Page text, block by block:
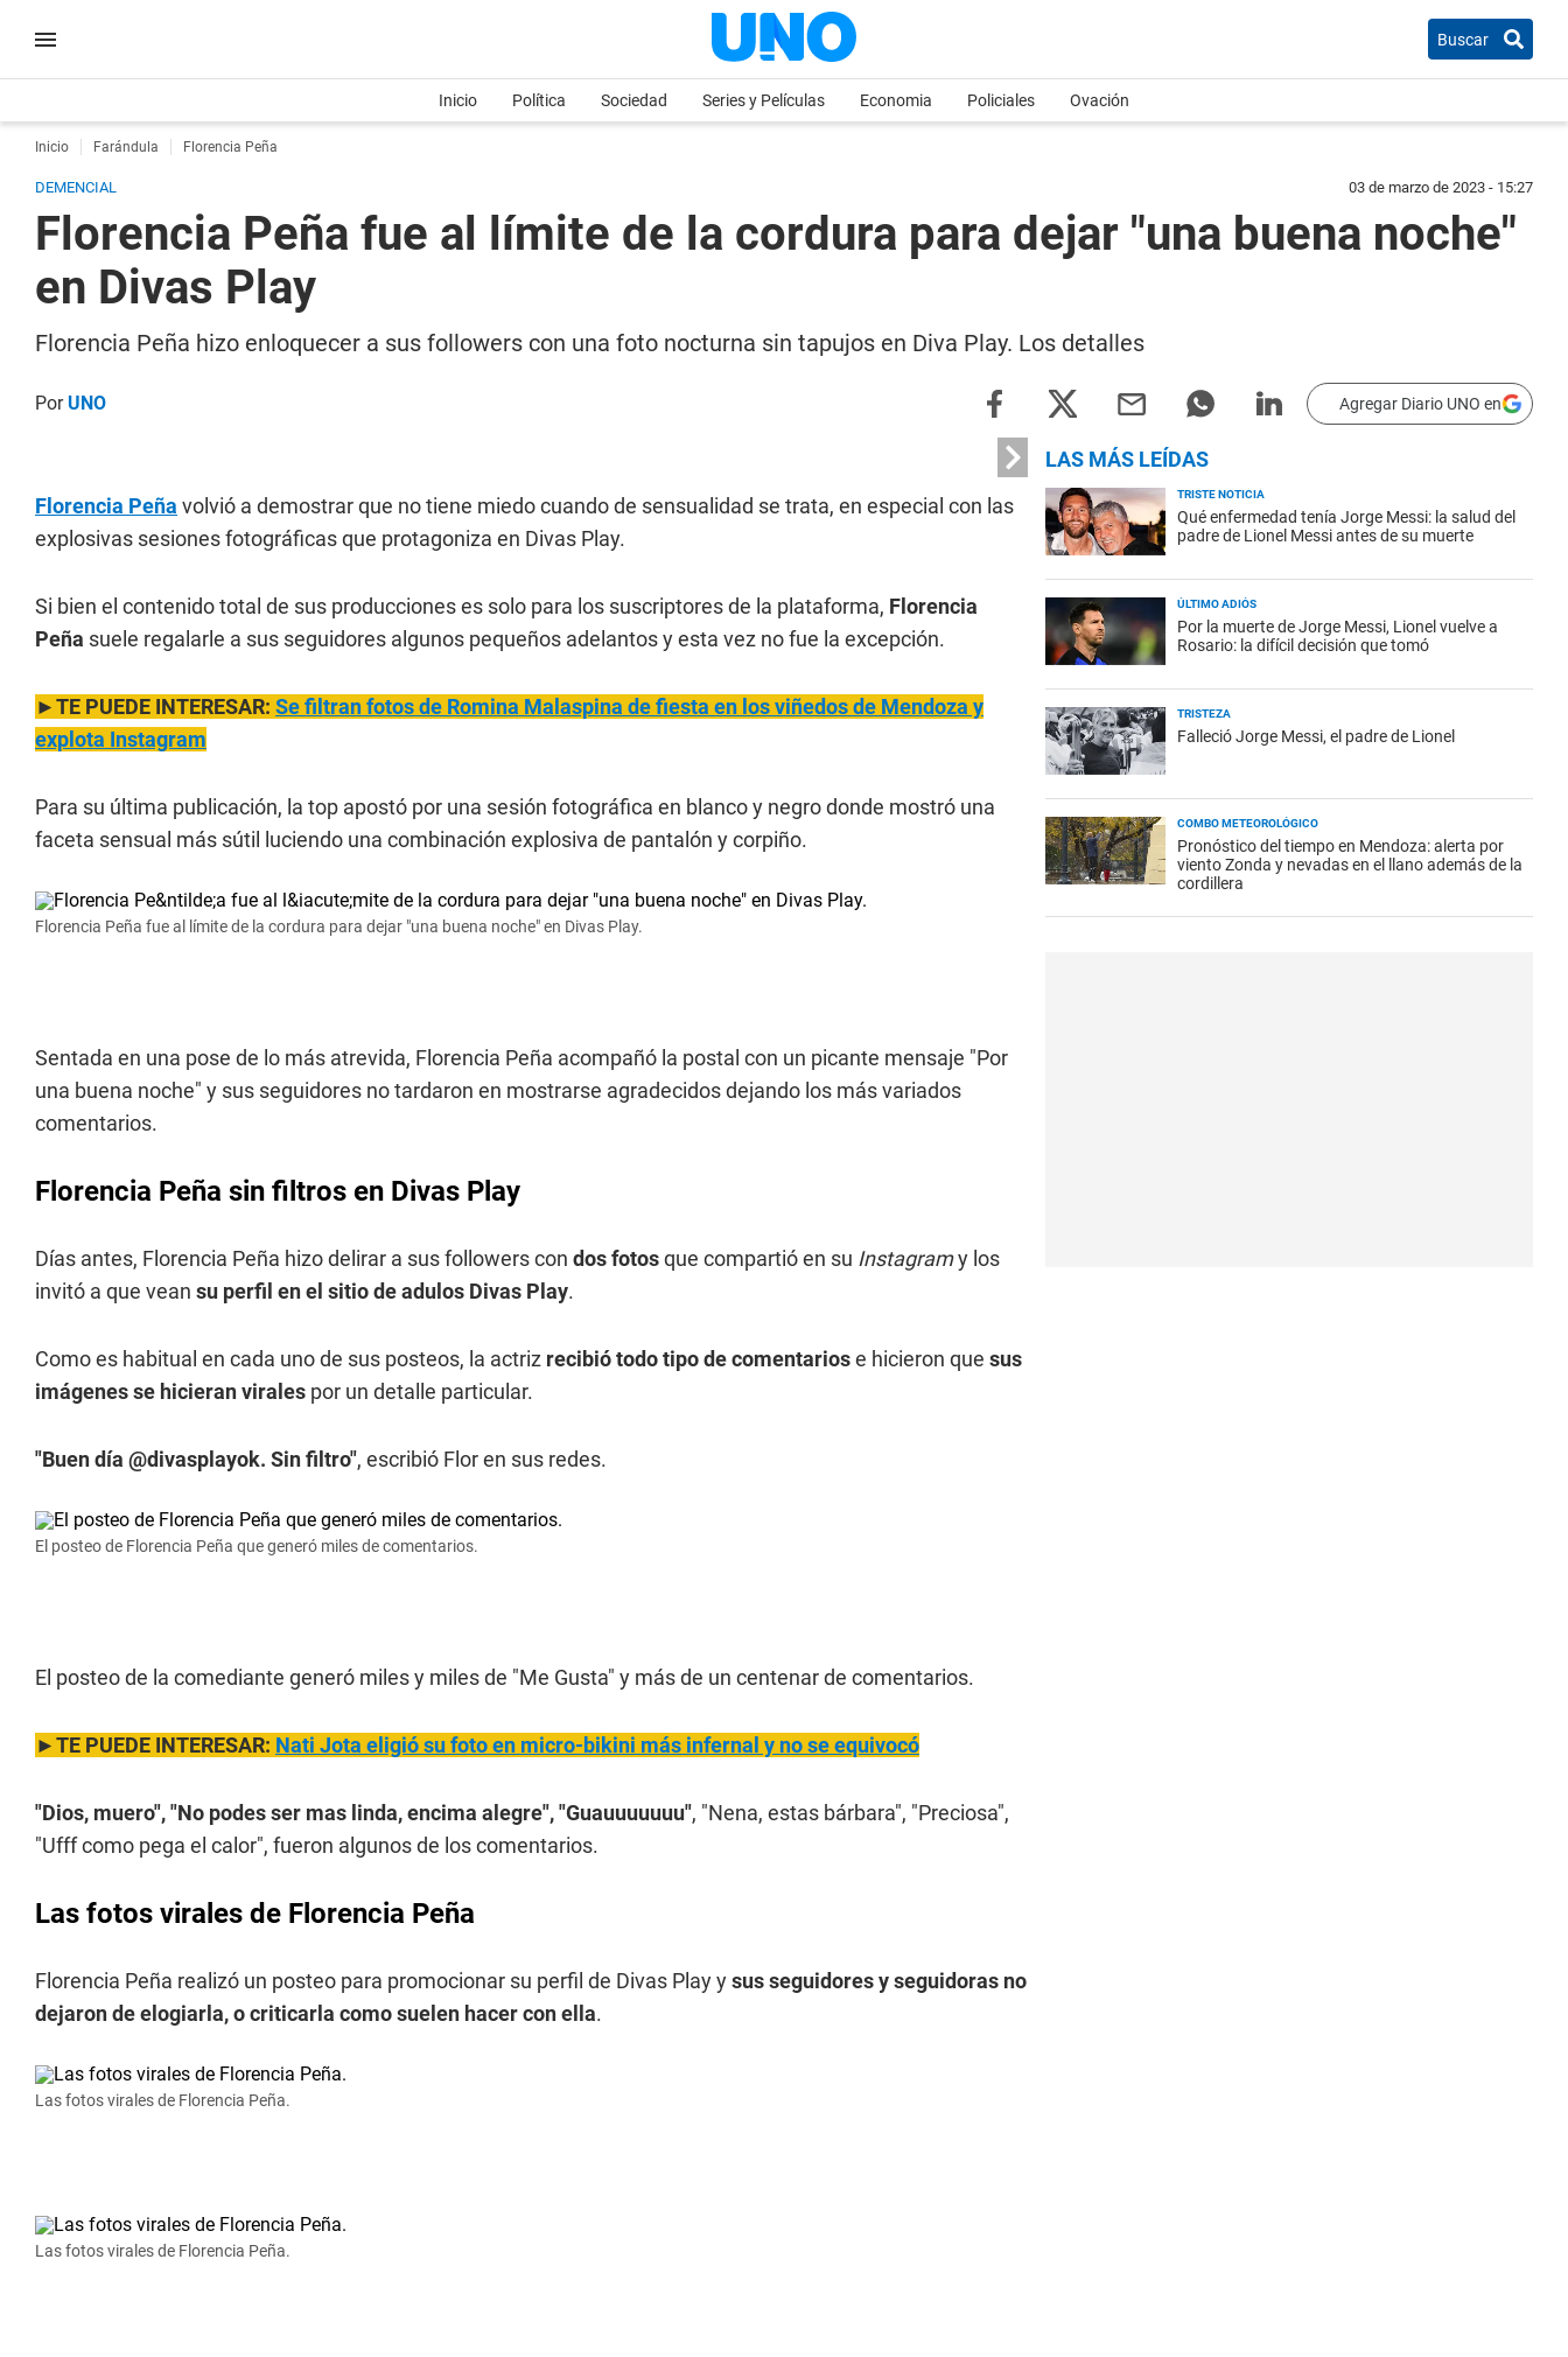
Buscar
Inicio Política Sociedad Series y Películas Economia Policiales Ovación
Inicio Farándula Florencia Peña
DEMENCIAL 03 de marzo de 2023 - 15:27
Florencia Peña fue al límite de la cordura para dejar "una buena noche"
en Divas Play
Florencia Peña hizo enloquecer a sus followers con una foto nocturna sin tapujos en Diva Play. Los detalles
PorUNO Agregar Diario UNO en
Florencia Peña volvió a demostrar que no tiene miedo cuando de sensualidad se trata, en especial con las
explosivas sesiones fotográficas que protagoniza en Divas Play.
Si bien el contenido total de sus producciones es solo para los suscriptores de la plataforma, Florencia
Peña suele regalarle a sus seguidores algunos pequeños adelantos y esta vez no fue la excepción.
►TE PUEDE INTERESAR: Se filtran fotos de Romina Malaspina de fiesta en los viñedos de Mendoza y
explota Instagram
Para su última publicación, la top apostó por una sesión fotográfica en blanco y negro donde mostró una
faceta sensual más sútil luciendo una combinación explosiva de pantalón y corpiño.
Florencia Peña fue al límite de la cordura para dejar "una buena noche" en Divas Play.
Sentada en una pose de lo más atrevida, Florencia Peña acompañó la postal con un picante mensaje "Por
una buena noche" y sus seguidores no tardaron en mostrarse agradecidos dejando los más variados
comentarios.
Florencia Peña sin filtros en Divas Play
Días antes, Florencia Peña hizo delirar a sus followers con dos fotosque compartió en su Instagramy los
invitó a que vean su perfil en el sitio de adulos Divas Play.
Como es habitual en cada uno de sus posteos, la actriz recibió todo tipo de comentariose hicieron que sus
imágenes se hicieran virales por un detalle particular.
"Buen día @divasplayok. Sin filtro", escribió Flor en sus redes.
El posteo de Florencia Peña que generó miles de comentarios.
El posteo de la comediante generó miles y miles de "Me Gusta" y más de un centenar de comentarios.
►TE PUEDE INTERESAR: Nati Jota eligió su foto en micro-bikini más infernal y no se equivocó
"Dios, muero", "No podes ser mas linda, encima alegre", "Guauuuuuuu", "Nena, estas bárbara", "Preciosa",
"Ufff como pega el calor", fueron algunos de los comentarios.
Las fotos virales de Florencia Peña
Florencia Peña realizó un posteo para promocionar su perfil de Divas Play ysus seguidores y seguidoras no
dejaron de elogiarla, o criticarla como suelen hacer con ella.
Las fotos virales de Florencia Peña.
Las fotos virales de Florencia Peña.
LAS MÁS LEÍDAS
TRISTE NOTICIA
Qué enfermedad tenía Jorge Messi: la salud del
padre de Lionel Messi antes de su muerte
ÚLTIMO ADIÓS
Por la muerte de Jorge Messi, Lionel vuelve a
Rosario: la difícil decisión que tomó
TRISTEZA
Falleció Jorge Messi, el padre de Lionel
COMBO METEOROLÓGICO
Pronóstico del tiempo en Mendoza: alerta por
viento Zonda y nevadas en el llano además de la
cordillera